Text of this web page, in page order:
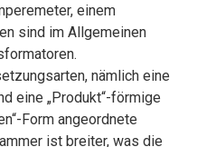
einem
sind im Allgemeinen
nämlich eine
eine „Produkt“-förmige
Form angeordnete
ist breiter, was die